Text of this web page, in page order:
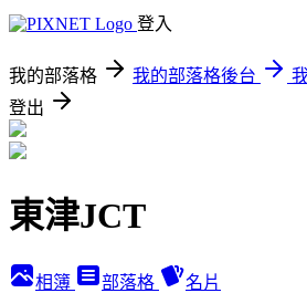
登入
我的部落格 我的部落格後台
登出
東津JCT
相簿 部落格 名片